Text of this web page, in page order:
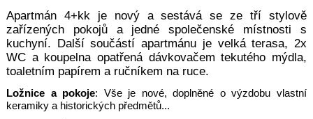
Apartmán 4+kk je nový a sestává se ze tří stylově
zařízených pokojů a jedné společenské místnosti s
kuchyní. Další součástí apartmánu je velká terasa, 2x
WC a koupelna opatřená dávkovačem tekutého mýdla,
toaletním papírem a ručníkem na ruce.
Ložnice a pokoje: Vše je nové, doplněné o výzdobu vlastní
keramiky a historických předmětů...